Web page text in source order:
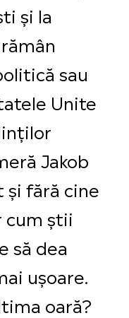
și la
sau
Unite
Jakob
și fără cine
cum știi
să dea
ușoare.
oară?